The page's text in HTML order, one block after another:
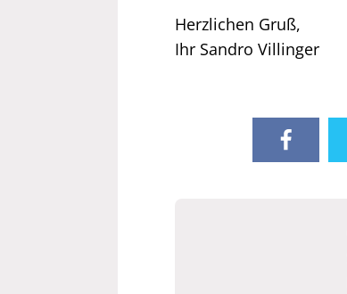
Herzlichen Gruß,
Ihr Sandro Villinger